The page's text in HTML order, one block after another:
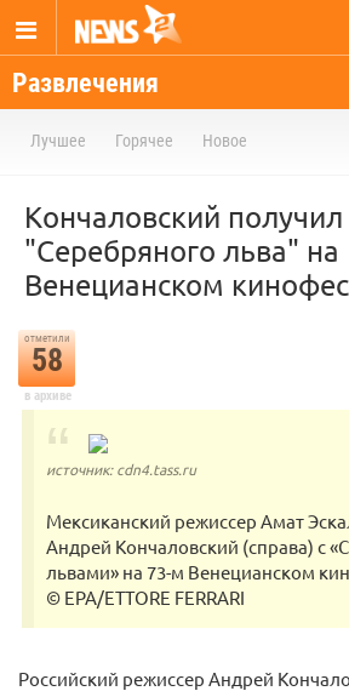
Развлечения
Лучшее Горячее Новое
Кончаловский получил
"Серебряного льва" на
Венецианском
отметили
58
в архиве
источник: cdn4.tass.ru
Мексиканский режиссер Амат
Андрей Кончаловский (справа) с
львами» на 73-м Венецианском
© EPA/ETTORE FERRARI
Российский режиссер Андрей